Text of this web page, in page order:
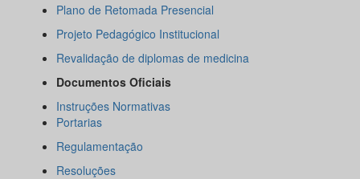
Plano de Retomada Presencial
Projeto Pedagógico Institucional
Revalidação de diplomas de medicina
Documentos Oficiais
Instruções Normativas
Portarias
Regulamentação
Resoluções